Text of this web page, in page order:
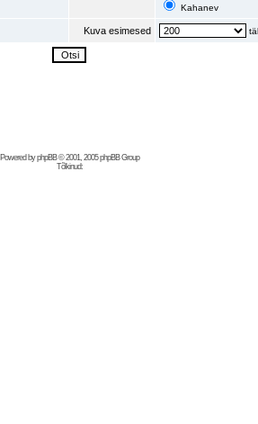
Kahanev
Kuva esimesed
Powered byphpBB© 2001, 2005 phpBB Group
Tõlkinud: